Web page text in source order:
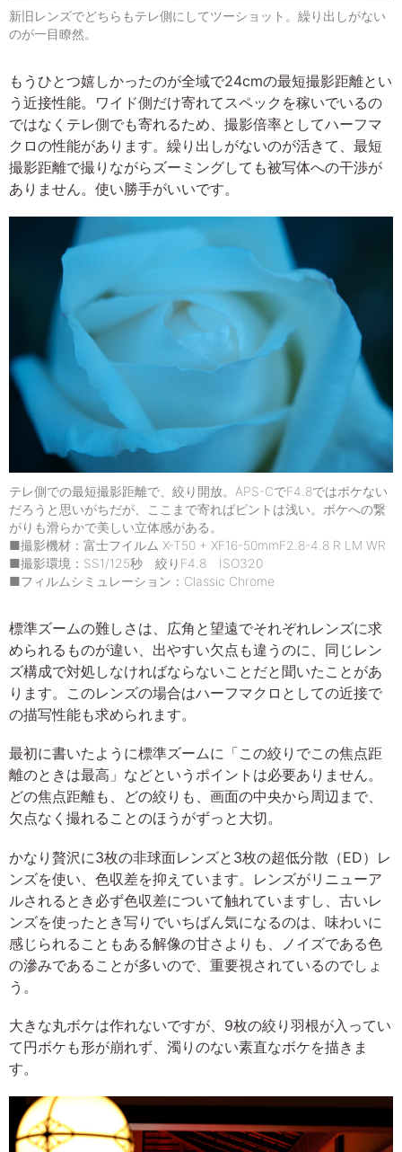
新旧レンズでどちらもテレ側にしてツーショット。繰り出しがない
のが一目瞭然。
もうひとつ嬉しかったのが全域で24cmの最短撮影距離とい
う近接性能。ワイド側だけ寄れてスペックを稼いでいるの
ではなくテレ側でも寄れるため、撮影倍率としてハーフマ
クロの性能があります。繰り出しがないのが活きて、最短
撮影距離で撮りながらズーミングしても被写体への干渉が
ありません。使い勝手がいいです。
テレ側での最短撮影距離で、絞り開放。APS-CでF4.8ではボケない
だろうと思いがちだが、ここまで寄ればピントは浅い。ボケへの繋
がりも滑らかで美しい立体感がある。
■撮影機材：富士フイルム X-T50 + XF16-50mmF2.8-4.8 R LM WR
■撮影環境：SS1/125秒 絞りF4.8 ISO320
■フィルムシミュレーション：Classic Chrome
標準ズームの難しさは、広角と望遠でそれぞれレンズに求
められるものが違い、出やすい欠点も違うのに、同じレン
ズ構成で対処しなければならないことだと聞いたことがあ
ります。このレンズの場合はハーフマクロとしての近接で
の描写性能も求められます。
最初に書いたように標準ズームに「この絞りでこの焦点距
離のときは最高」などというポイントは必要ありません。
どの焦点距離も、どの絞りも、画面の中央から周辺まで、
欠点なく撮れることのほうがずっと大切。
かなり贅沢に3枚の非球面レンズと3枚の超低分散（ED）レ
ンズを使い、色収差を抑えています。レンズがリニューア
ルされるとき必ず色収差について触れていますし、古いレ
ンズを使ったとき写りでいちばん気になるのは、味わいに
感じられることもある解像の甘さよりも、ノイズである色
の滲みであることが多いので、重要視されているのでしょ
う。
大きな丸ボケは作れないですが、9枚の絞り羽根が入ってい
て円ボケも形が崩れず、濁りのない素直なボケを描きま
す。